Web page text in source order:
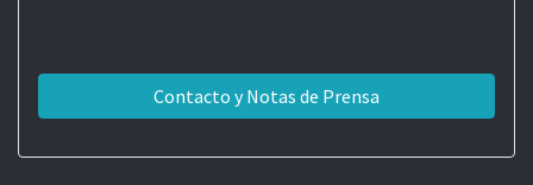
Contacto y Notas de Prensa